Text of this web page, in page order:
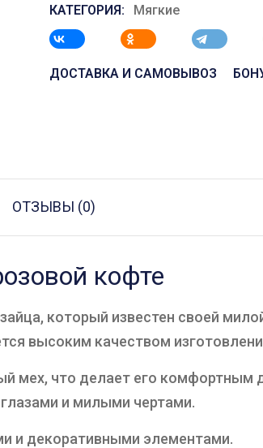
КАТЕГОРИЯ: Мягкие
ДОСТАВКА И САМОВЫВОЗ
ОТЗЫВЫ (0)
кофте
который известен своей
высоким качеством
что делает его комфортным
и милыми чертами.
и декоративными элементами.